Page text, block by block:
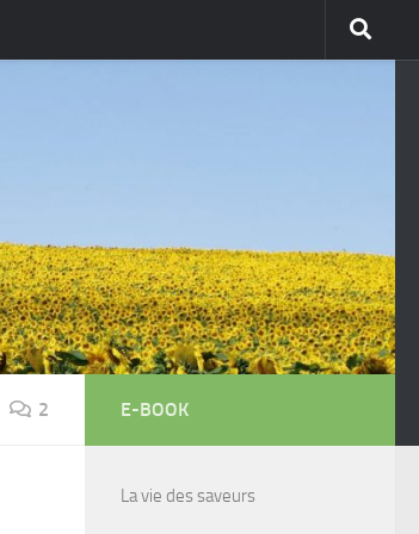
2 E-BOOK
La vie des saveurs